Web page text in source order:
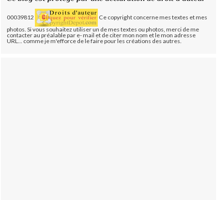
00039812
Ce copyright concerne mes textes et mes
photos. Si vous souhaitez utiliser un de mes textes ou photos, merci de me
contacter au préalable par e- mail et de citer mon nom et le mon adresse
URL... comme je m'efforce de le faire pour les créations des autres.